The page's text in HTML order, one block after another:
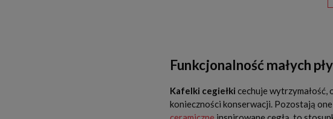
Funkcjonalność małych
Kafelki cegiełki cechuje
konieczności konserwacji. Pozostają